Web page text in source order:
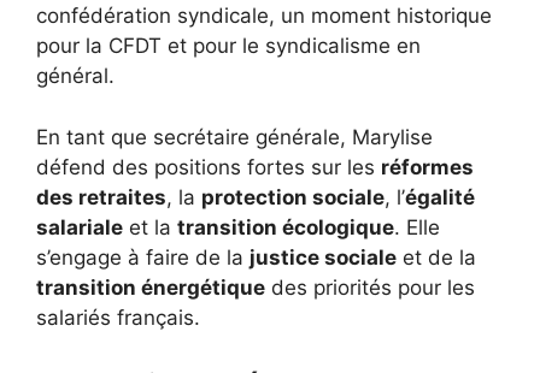
confédération syndicale, un moment historique
pour la CFDT et pour le syndicalisme en
général.
En tant que secrétaire générale, Marylise
défend des positions fortes sur les réformes
des retraites, la protection sociale, l’égalité
salariale et la transition écologique. Elle
s’engage à faire de la justice sociale et de la
transition énergétique des priorités pour les
salariés français.